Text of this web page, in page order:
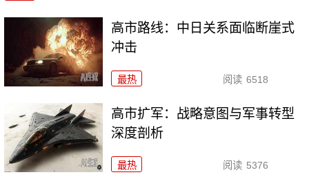
高市路线：中日关系面临断崖式
冲击
最热 阅读 6518
高市扩军：战略意图与军事转型
深度剖析
最热 阅读 5376